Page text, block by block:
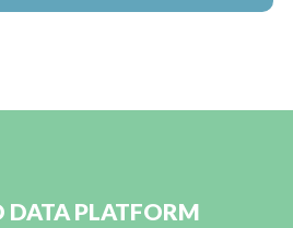
DATA PLATFORM